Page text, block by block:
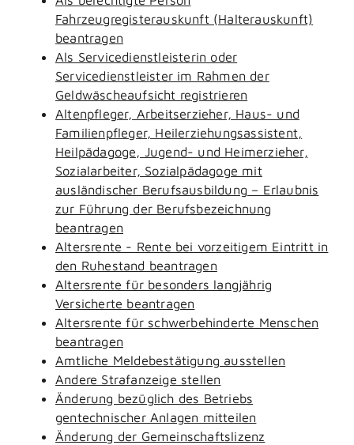
Fahrzeugregisterauskunft (Halterauskunft)
beantragen
Als Servicedienstleisterin oder
Servicedienstleister im Rahmen der
Geldwäscheaufsicht registrieren
Altenpfleger, Arbeitserzieher, Haus- und
Familienpfleger, Heilerziehungsassistent,
Heilpädagoge, Jugend- und Heimerzieher,
Sozialarbeiter, Sozialpädagoge mit
ausländischer Berufsausbildung – Erlaubnis
zur Führung der Berufsbezeichnung
beantragen
Altersrente - Rente bei vorzeitigem Eintritt in
den Ruhestand beantragen
Altersrente für besonders langjährig
Versicherte beantragen
Altersrente für schwerbehinderte Menschen
beantragen
Amtliche Meldebestätigung ausstellen
Andere Strafanzeige stellen
Änderung bezüglich des Betriebs
gentechnischer Anlagen mitteilen
Änderung der Gemeinschaftslizenz